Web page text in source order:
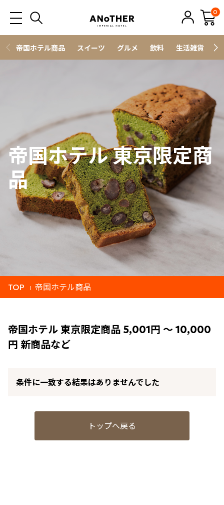
0
帝国ホテル商品 スイーツ グルメ 飲料 生活雑貨
帝国ホテル 東京限定商
品
TOP 帝国ホテル商品
帝国ホテル 東京限定商品 5,001円 ～ 10,000
円 新商品など
条件に一致する結果はありませんでした
トップへ戻る